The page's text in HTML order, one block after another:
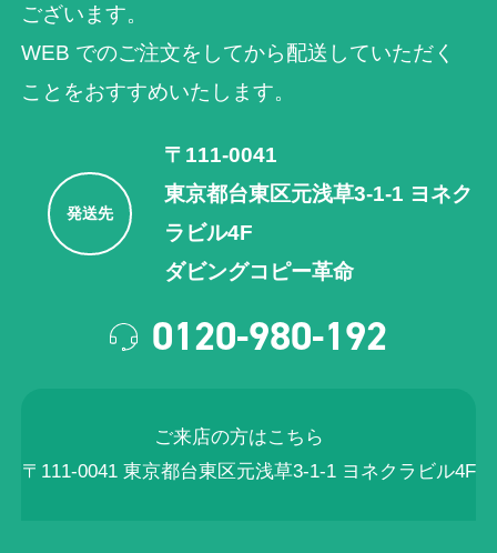
ございます。
WEB でのご注⽂をしてから配送していただく
ことをおすすめいたします。
発送先
〒111-0041
東京都台東区元浅草3-1-1 ヨネク
ラビル4F
ダビングコピー革命
0120-980-192
ご来店の方はこちら
〒111-0041 東京都台東区元浅草3-1-1 ヨネクラビル4F